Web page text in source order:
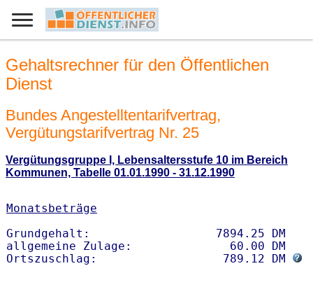
Gehaltsrechner für den Öffentlichen
Dienst
Bundes Angestelltentarifvertrag,
Vergütungstarifvertrag Nr. 25
Vergütungsgruppe I, Lebensaltersstufe 10 im Bereich
Kommunen, Tabelle 01.01.1990 - 31.12.1990
Monatsbeträge
Grundgehalt:                  7894.25 DM
allgemeine Zulage:              60.00 DM
Ortszuschlag:                  789.12 DM